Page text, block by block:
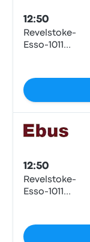
12:50
Revelstoke-
Esso-1011
12:50
Revelstoke-
Esso-1011